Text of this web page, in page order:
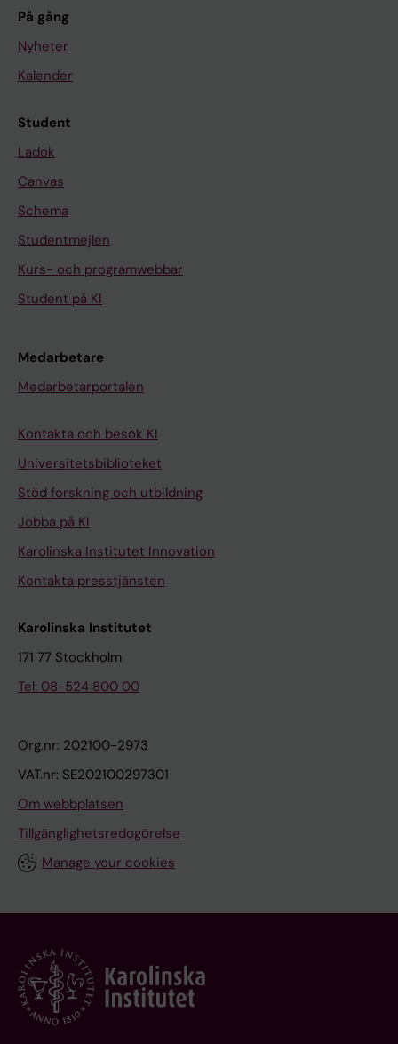
På gång
Nyheter
Kalender
Student
Ladok
Canvas
Schema
Studentmejlen
Kurs- och programwebbar
Student på KI
Medarbetare
Medarbetarportalen
Kontakta och besök KI
Universitetsbiblioteket
Stöd forskning och utbildning
Jobba på KI
Karolinska Institutet Innovation
Kontakta presstjänsten
Karolinska Institutet
171 77 Stockholm
Tel: 08-524 800 00
Org.nr: 202100-2973
VAT.nr: SE202100297301
Om webbplatsen
Tillgänglighetsredogörelse
Manage your cookies